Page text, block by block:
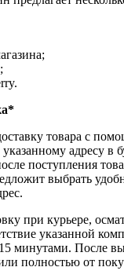
товара с
адресу в
поступления
выбрать
при курьере,
указанной
минутами. После
полностью от